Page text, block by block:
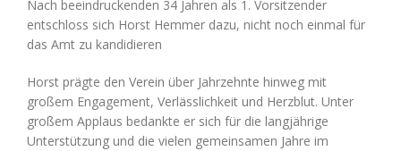
Nach beeindruckenden 34 Jahren als 1. Vorsitzender
entschloss sich Horst Hemmer dazu, nicht noch einmal für
das Amt zu kandidieren
Horst prägte den Verein über Jahrzehnte hinweg mit
großem Engagement, Verlässlichkeit und Herzblut. Unter
großem Applaus bedankte er sich für die langjährige
Unterstützung und die vielen gemeinsamen Jahre im